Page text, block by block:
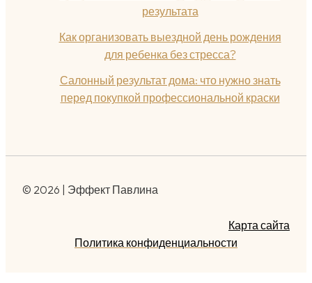
результата
Как организовать выездной день рождения
для ребенка без стресса?
Салонный результат дома: что нужно знать
перед покупкой профессиональной краски
© 2026 | Эффект Павлина
Карта сайта
Политика конфиденциальности